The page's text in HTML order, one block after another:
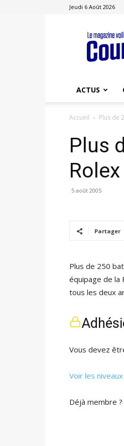
Jeudi 6 Août 2026
ACTUS
Accueil Plus de
Plus
5 août 2005
Partager
Plus de 250
équipage de la
tous les deux
Vous devez
Voir les niveaux
Déjà membre ?